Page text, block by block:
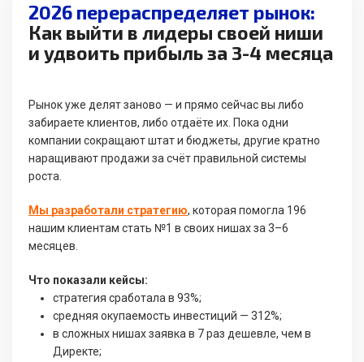
2026 перераспределяет рынок:
Как выйти в лидеры своей ниши
и удвоить прибыль за 3-4 месяца
Рынок уже делят заново — и прямо сейчас вы либо
забираете клиентов, либо отдаёте их. Пока одни
компании сокращают штат и бюджеты, другие кратно
наращивают продажи за счёт правильной системы
роста.
Мы разработали стратегию, которая помогла 196
нашим клиентам стать №1 в своих нишах за 3–6
месяцев.
Что показали кейсы:
стратегия сработала в 93%;
средняя окупаемость инвестиций — 312%;
в сложных нишах заявка в 7 раз дешевле, чем в
Директе;